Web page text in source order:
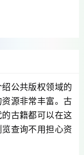
公共版权领域的
源非常丰富。古
古籍都可以在这
查询不用担心资